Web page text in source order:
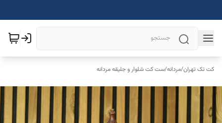
کت تک تهران/مردانه/ست کت شلوار و جلیقه مردانه